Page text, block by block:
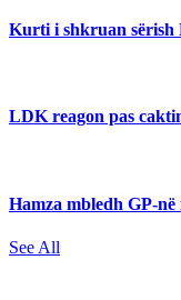
Kurti i shkruan sërish
LDK reagon pas
Hamza mbledh GP-
See All